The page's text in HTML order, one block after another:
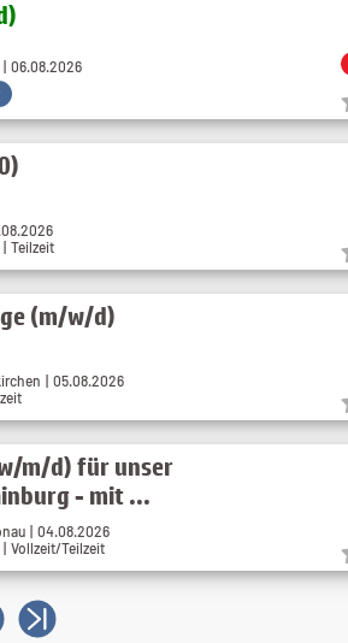
| 06.08.2026
Teilzeit
(m/w/d)
| 05.08.2026
m/d) für unser
- mit ...
| 04.08.2026
Vollzeit/Teilzeit